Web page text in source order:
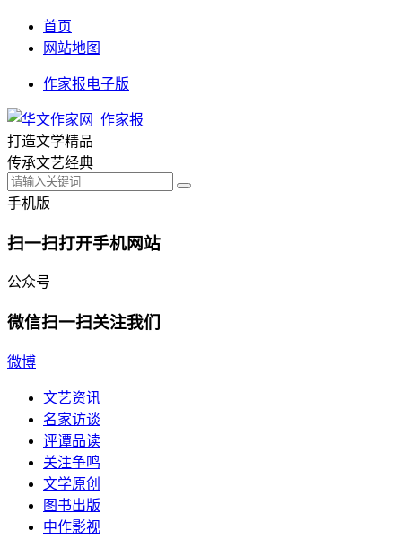
首页
网站地图
作家报电子版
打造文学精品
传承文艺经典
手机版
扫一扫打开手机网站
公众号
微信扫一扫关注我们
微博
文艺资讯
名家访谈
评谭品读
关注争鸣
文学原创
图书出版
中作影视